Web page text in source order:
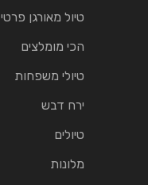
טיול מאורגן פרטי
הכי מומלצים
טיולי משפחות
ירח דבש
טיולים
מלונות